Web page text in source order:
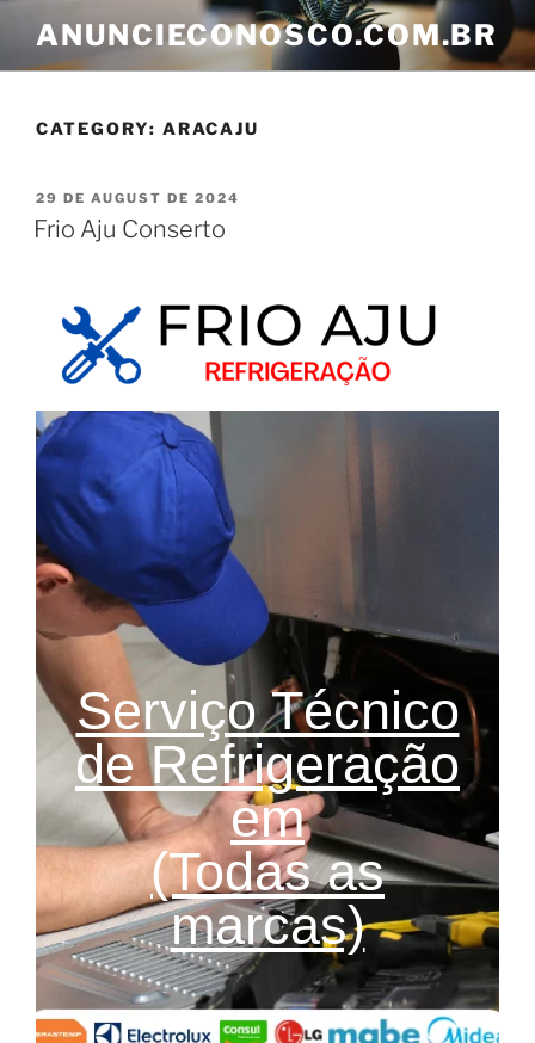
ANUNCIECONOSCO.COM.BR
CATEGORY: ARACAJU
29 DE AUGUST DE 2024
Frio Aju Conserto
Serviço Técnico
de Refrigeração
em
(Todas as
marcas)